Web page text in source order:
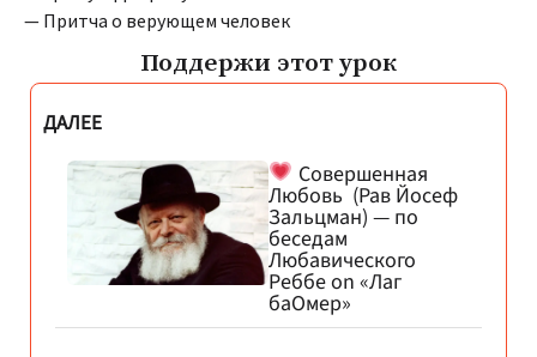
— Притча о верующем человек
Поддержи этот урок
ДАЛЕЕ
Совершенная
Любовь (Рав Йосеф
Зальцман) — по
беседам
Любавического
Реббе on «Лаг
баОмер»